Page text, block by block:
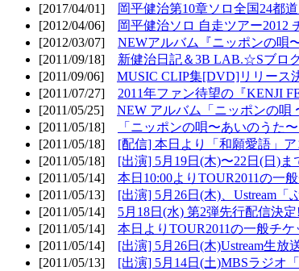
[2017/04/01]
岡平健治第10章ソロ全国24都
[2012/04/06]
岡平健治ソロ 自走ツアー2012
[2012/03/07] NEWアルバム『ニッポンの唄
[2011/09/18] 新健治日記＆3B LAB.☆Sブロ
[2011/09/06] MUSIC CLIP集[DVD]リリース
[2011/07/27] 2011年ファン待望の『KENJI
[2011/05/25] NEW アルバム「ニッポンの唄
[2011/05/18]
「ニッポンの唄〜あいのうた
[2011/05/18] [配信] 本日より「和願愛語」
[2011/05/18] [出演] 5月19日(木)〜22日(日)
[2011/05/14] 本日10:00よりTOUR2011の一
[2011/05/13] [出演] 5月26日(木)、Ustream「
[2011/05/14] 5月18日(水) 第2弾先行配信決定
[2011/05/14] 本日よりTOUR2011の一般チケ
[2011/05/14] [出演] 5月26日(木)Ustream生
[2011/05/13] [出演] 5月14日(土)MBSラジオ